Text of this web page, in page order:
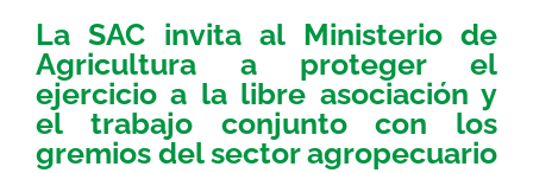
La SAC invita al Ministerio de
Agricultura a proteger el
ejercicio a la libre asociación y
el trabajo conjunto con los
gremios del sector agropecuario